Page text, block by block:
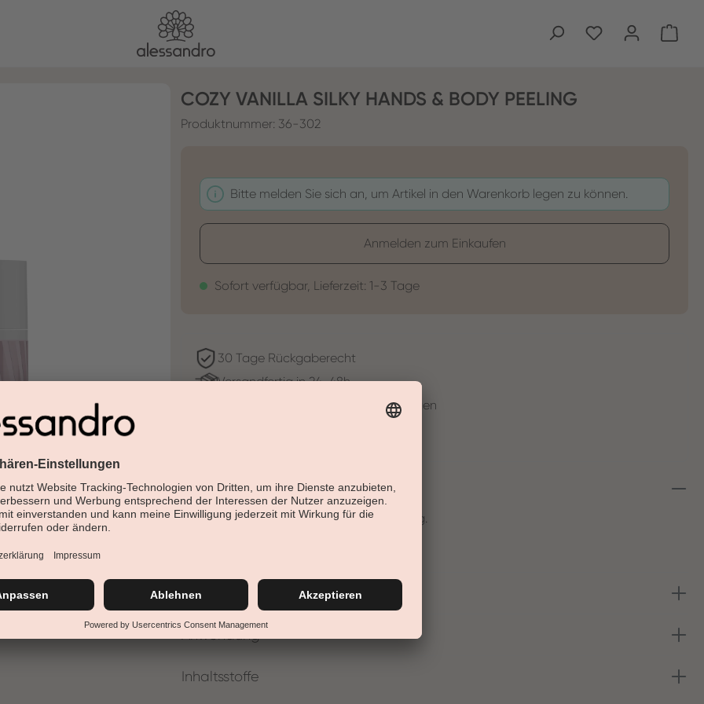
COZY VANILLA SILKY HANDS & BODY PEELING
Produktnummer: 36-302
Bitte melden Sie sich an, um Artikel in den Warenkorb legen zu können.
Anmelden zum Einkaufen
Sofort verfügbar, Lieferzeit: 1-3 Tage
30 Tage Rückgaberecht
Versandfertig in 24-48h
Jetzt shoppen - bezahlen in 30 Tagen
Beschreibung
Peelen und pflegen in nur einer Anwendung.
Details
Anwendung
Inhaltsstoffe